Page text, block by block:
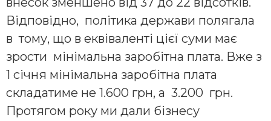
Відповідно, політика держави полягала
в тому, що в еквіваленті цієї суми має
зрости мінімальна заробітна плата. Вже з
1 січня мінімальна заробітна плата
складатиме не 1.600 грн, а 3.200 грн.
Протягом року ми дали бізнесу